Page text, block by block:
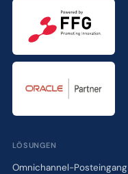
LÖSUNGEN
Omnichannel-Posteingang